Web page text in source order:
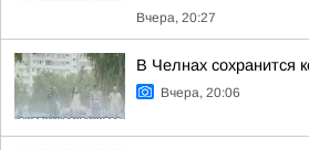
Вчера, 20:27
В Челнах сохранится
Вчера, 20:06